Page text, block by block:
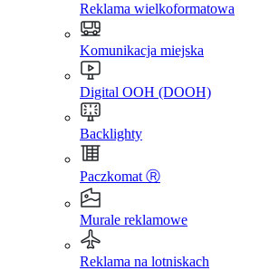
Reklama wielkoformatowa
Komunikacja miejska
Digital OOH (DOOH)
Backlighty
Paczkomat Ⓡ
Murale reklamowe
Reklama na lotniskach